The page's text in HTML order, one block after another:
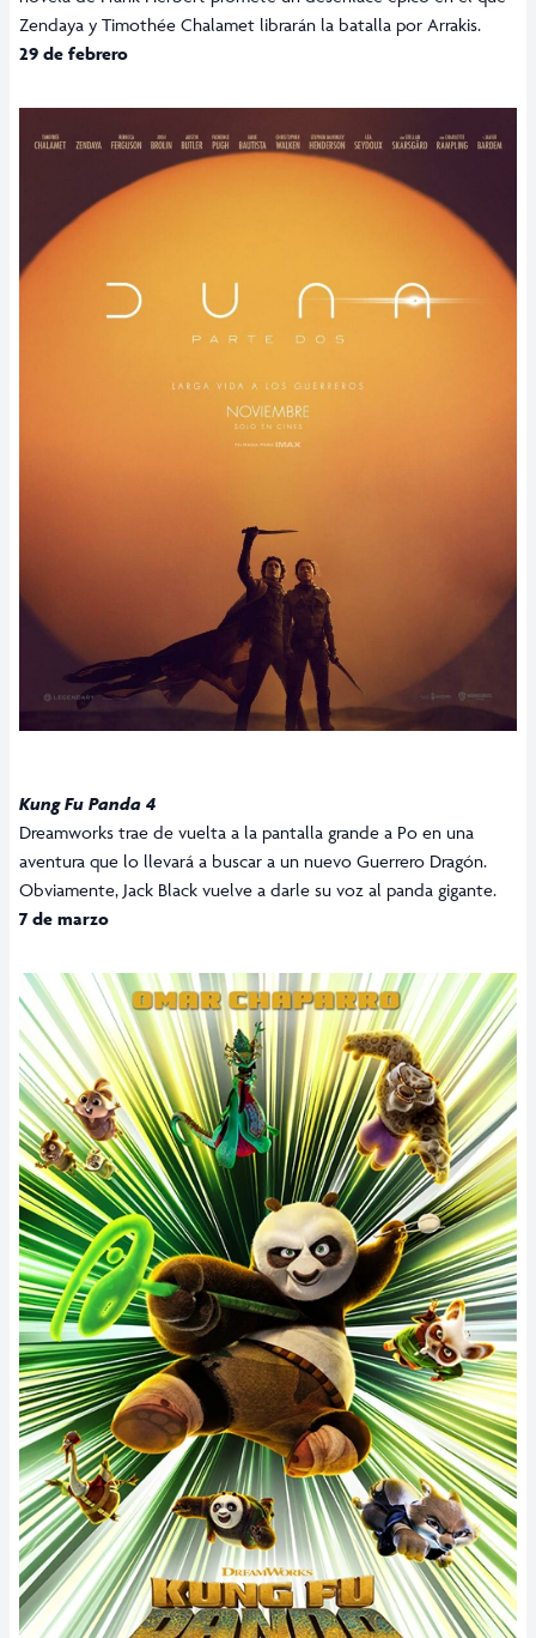
Zendaya y Timothée Chalamet librarán la batalla por Arrakis.
29 de febrero
Kung Fu Panda 4
Dreamworks trae de vuelta a la pantalla grande a Po en una
aventura que lo llevará a buscar a un nuevo Guerrero Dragón.
Obviamente, Jack Black vuelve a darle su voz al panda gigante.
7 de marzo